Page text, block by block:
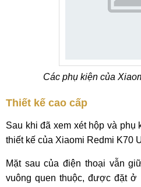
Các phụ kiện của
Thiết kế cao cấp
Sau khi đã xem xét hộp và phụ
thiết kế của Xiaomi Redmi K70
Mặt sau của điện thoại vẫn
vuông quen thuộc, được đặt